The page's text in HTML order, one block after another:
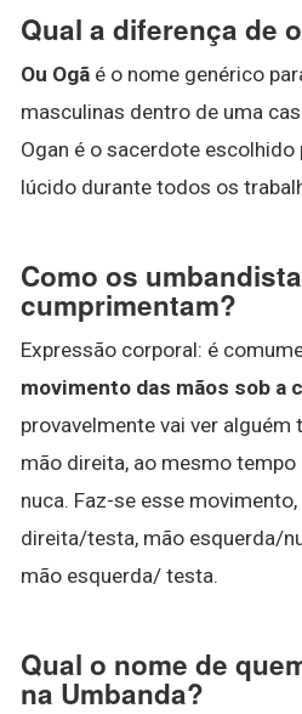
Qual a diferença de
Ou Ogã é o nome genérico
masculinas dentro de uma
Ogan é o sacerdote
lúcido durante todos os
Como os
cumprimentam?
Expressão corporal: é
movimento das mãos sob a
provavelmente vai ver
mão direita, ao mesmo tempo
nuca. Faz-se esse
direita/testa, mão esquerda/
mão esquerda/ testa.
Qual o nome de
na Umbanda?